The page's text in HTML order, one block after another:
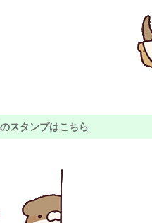
スタンプはこちら